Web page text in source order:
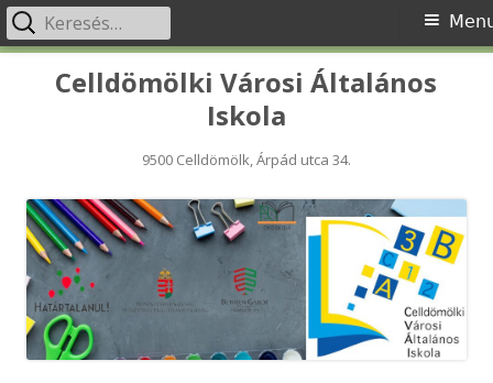
Celldömölki Városi Általános
Iskola
9500 Celldömölk, Árpád utca 34.
Primary
Menu
Keresés: